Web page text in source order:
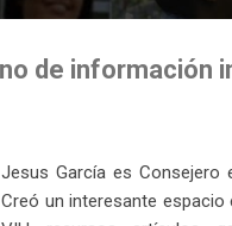
de información
Jesus García es Consejero
Creó un interesante